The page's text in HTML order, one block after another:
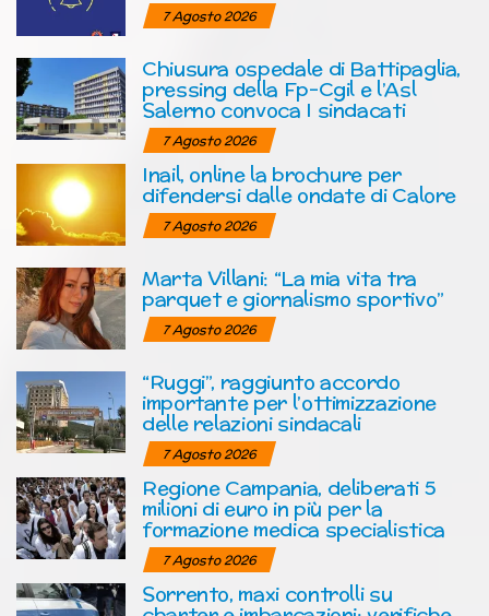
7 Agosto 2026
Chiusura ospedale di Battipaglia,
pressing della Fp-Cgil e l’Asl
Salerno convoca I sindacati
7 Agosto 2026
Inail, online la brochure per
difendersi dalle ondate di Calore
7 Agosto 2026
Marta Villani: “La mia vita tra
parquet e giornalismo sportivo”
7 Agosto 2026
“Ruggi”, raggiunto accordo
importante per l’ottimizzazione
delle relazioni sindacali
7 Agosto 2026
Regione Campania, deliberati 5
milioni di euro in più per la
formazione medica specialistica
7 Agosto 2026
Sorrento, maxi controlli su